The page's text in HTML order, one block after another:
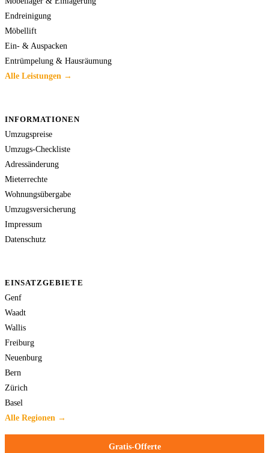
Endreinigung
Möbellift
Ein- & Auspacken
Entrümpelung & Hausräumung
Alle Leistungen →
INFORMATIONEN
Umzugspreise
Umzugs-Checkliste
Adressänderung
Mieterrechte
Wohnungsübergabe
Umzugsversicherung
Impressum
Datenschutz
EINSATZGEBIETE
Genf
Waadt
Wallis
Freiburg
Neuenburg
Bern
Zürich
Basel
Alle Regionen →
Gratis-Offerte